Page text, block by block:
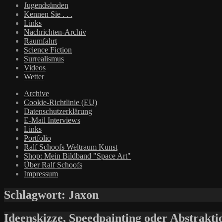
Jugendsünden
Kennen Sie . . .
Links
Nachrichten-Archiv
Raumfahrt
Science Fiction
Surrealismus
Videos
Wetter
Archive
Cookie-Richtlinie (EU)
Datenschutzerklärung
E-Mail Interviews
Links
Portfolio
Ralf Schoofs Weltraum Kunst
Shop: Mein Bildband "Space Art"
Über Ralf Schoofs
Impressum
Schlagwort: Jaxon
Ideenskizze, Speedpainting oder